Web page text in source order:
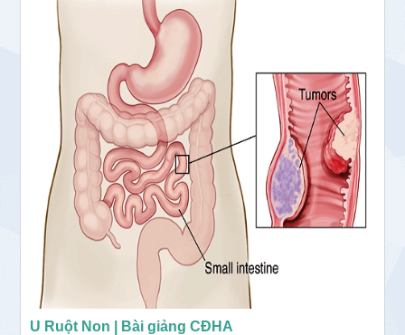
U Ruột Non | Bài giảng CĐHA